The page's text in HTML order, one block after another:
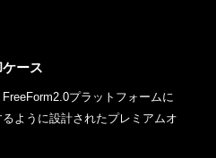
ース
プラットフォームに
ように設計されたプレミアムオ